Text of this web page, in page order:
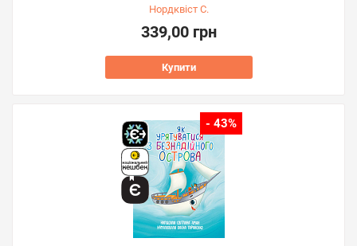
Нордквіст С.
339,00 грн
Купити
- 43%